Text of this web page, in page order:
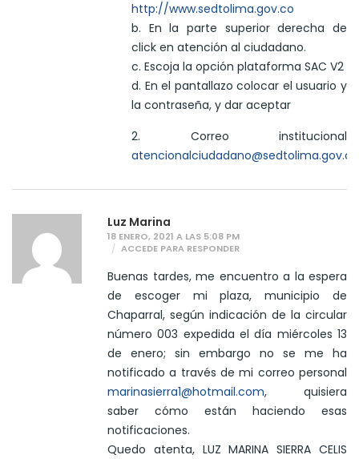
http://www.sedtolima.gov.co
b. En la parte superior derecha de
click en atención al ciudadano.
c. Escoja la opción plataforma SAC V2
d. En el pantallazo colocar el usuario y
la contraseña, y dar aceptar
2. Correo institucional
atencionalciudadano@sedtolima.gov.co
Luz Marina
18 ENERO, 2021 A LAS 5:08 PM
ACCEDE PARA RESPONDER
Buenas tardes, me encuentro a la espera
de escoger mi plaza, municipio de
Chaparral, según indicación de la circular
número 003 expedida el día miércoles 13
de enero; sin embargo no se me ha
notificado a través de mi correo personal
marinasierra1@hotmail.com, quisiera
saber cómo están haciendo esas
notificaciones.
Quedo atenta, LUZ MARINA SIERRA CELIS